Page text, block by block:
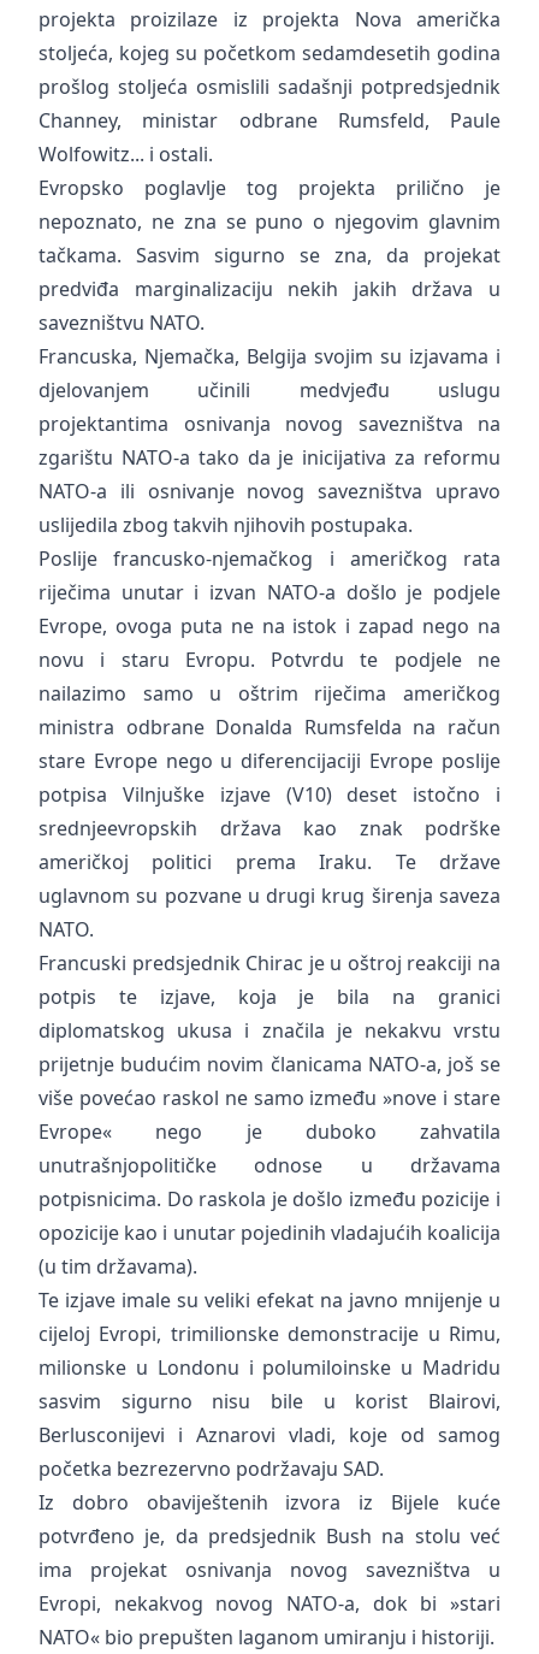
projekta proizilaze iz projekta Nova američka
stoljeća, kojeg su početkom sedamdesetih godina
prošlog stoljeća osmislili sadašnji potpredsjednik
Channey, ministar odbrane Rumsfeld, Paule
Wolfowitz... i ostali.
Evropsko poglavlje tog projekta prilično je
nepoznato, ne zna se puno o njegovim glavnim
tačkama. Sasvim sigurno se zna, da projekat
predviđa marginalizaciju nekih jakih država u
savezništvu NATO.
Francuska, Njemačka, Belgija svojim su izjavama i
djelovanjem učinili medvjeđu uslugu
projektantima osnivanja novog savezništva na
zgarištu NATO-a tako da je inicijativa za reformu
NATO-a ili osnivanje novog savezništva upravo
uslijedila zbog takvih njihovih postupaka.
Poslije francusko-njemačkog i američkog rata
riječima unutar i izvan NATO-a došlo je podjele
Evrope, ovoga puta ne na istok i zapad nego na
novu i staru Evropu. Potvrdu te podjele ne
nailazimo samo u oštrim riječima američkog
ministra odbrane Donalda Rumsfelda na račun
stare Evrope nego u diferencijaciji Evrope poslije
potpisa Vilnjuške izjave (V10) deset istočno i
srednjeevropskih država kao znak podrške
američkoj politici prema Iraku. Te države
uglavnom su pozvane u drugi krug širenja saveza
NATO.
Francuski predsjednik Chirac je u oštroj reakciji na
potpis te izjave, koja je bila na granici
diplomatskog ukusa i značila je nekakvu vrstu
prijetnje budućim novim članicama NATO-a, još se
više povećao raskol ne samo između »nove i stare
Evrope« nego je duboko zahvatila
unutrašnjopolitičke odnose u državama
potpisnicima. Do raskola je došlo između pozicije i
opozicije kao i unutar pojedinih vladajućih koalicija
(u tim državama).
Te izjave imale su veliki efekat na javno mnijenje u
cijeloj Evropi, trimilionske demonstracije u Rimu,
milionske u Londonu i polumiloinske u Madridu
sasvim sigurno nisu bile u korist Blairovi,
Berlusconijevi i Aznarovi vladi, koje od samog
početka bezrezervno podržavaju SAD.
Iz dobro obaviještenih izvora iz Bijele kuće
potvrđeno je, da predsjednik Bush na stolu već
ima projekat osnivanja novog savezništva u
Evropi, nekakvog novog NATO-a, dok bi »stari
NATO« bio prepušten laganom umiranju i historiji.